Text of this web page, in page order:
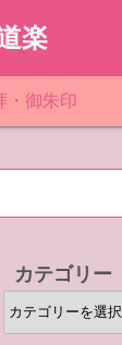
楽
・御朱印
カテゴリー
カ
テ